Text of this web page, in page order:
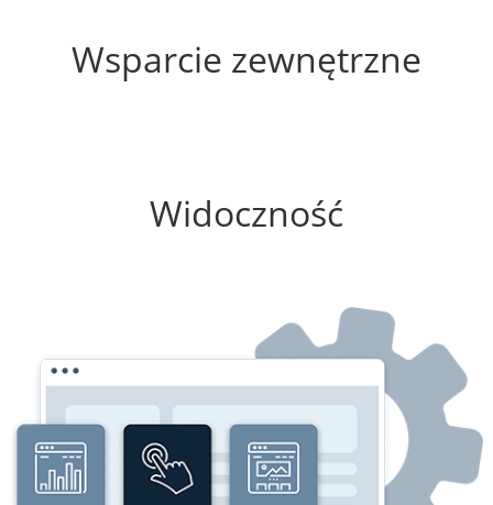
Wsparcie zewnętrzne
Widoczność